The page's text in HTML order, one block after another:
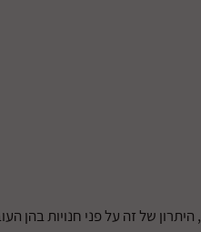
של זה על פני חנויות